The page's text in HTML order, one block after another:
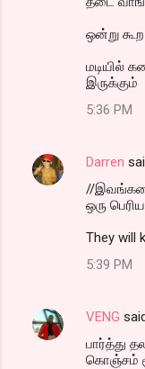
ஒன்று கூற
மடியில்
இருக்கும்
5:36 PM
Darren
//
ஒரு
They will
5:39 PM
VENG
பார்த்து
கொஞ்சம்